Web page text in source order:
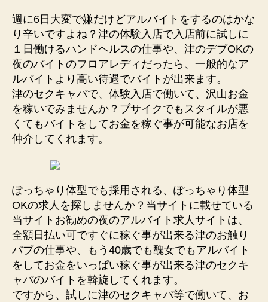
で
も
ア
ル
バ
イ
ト
が
メ
ー
ル
レ
デ
ィ
求
週に6日大変で嫌だけどアルバイトをするのはかな
り辛いですよね？津の体験入店で入店前に試しに
１日働けるハンドヘルスの仕事や、津のデブOKの
夜のバイトのフロアレディだったら、一般的なア
ルバイトより高い待遇でバイトが出来ます。
津のセクキャバで、体験入店で働いて、沢山お金
を稼いでみませんか？ブサイクでもスタイルが悪
くてもバイトをしてお金を稼ぐ事が可能なお店を
仲介してくれます。
ぽっちゃり体型でも採用される、ぽっちゃり体型
OKの求人を探しませんか？当サイトに載せている
当サイトお勧めの夜のアルバイト求人サイトは、
全額日払い可ですぐに稼ぐ事が出来る津のお触り
パブの仕事や、もう40歳でも醜女でもアルバイト
をしてお金をいっぱい稼ぐ事が出来る津のセクキ
ャバのバイトを斡旋してくれます。
ですから、試しに津のセクキャバ等で働いて、お